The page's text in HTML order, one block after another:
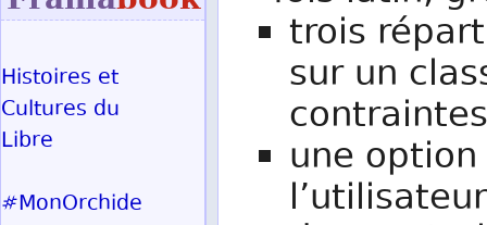
trois
sur un
une
Histoires et
Cultures du
Libre
#MonOrchide